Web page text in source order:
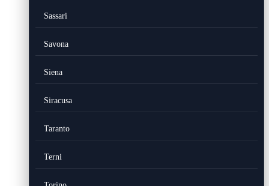
Sassari
Savona
Siena
Siracusa
Taranto
Terni